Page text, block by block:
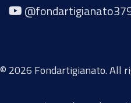
© 2026 Fondartigianato. All